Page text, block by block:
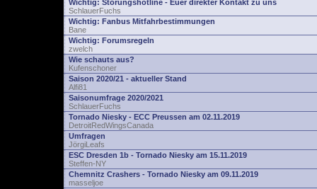
Wichtig: Störungshotline - Euer direkter Kontakt zu uns
SchlauerFuchs
Wichtig: Fanbus Mitfahrbestimmungen
Bane
Wichtig: Forumsregeln
zwelch
Wie schauts aus?
Kufenschoner
Saison 2020/21 - aktueller Stand
Alfi81
Saisonumfrage 2020/2021
SchlauerFuchs
Tornado Niesky - ECC Preussen am 02.11.2019
DetroitRedWingsCanada
Umfragen
JörgiLeafs
ESC Dresden 1b - Tornado Niesky am 15.11.2019
Steffen-NY
Chemnitz Crashers - Tornado Niesky am 09.11.2019
masseljoe